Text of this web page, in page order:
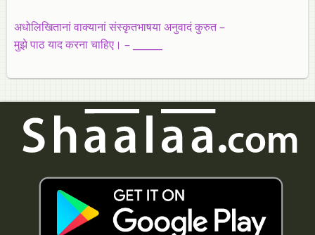
अधोलिखितानां वाक्यानां संस्कृतभाषया अनुवादं कुरुत –
मुझे पाठ याद करना चाहिए। – ______